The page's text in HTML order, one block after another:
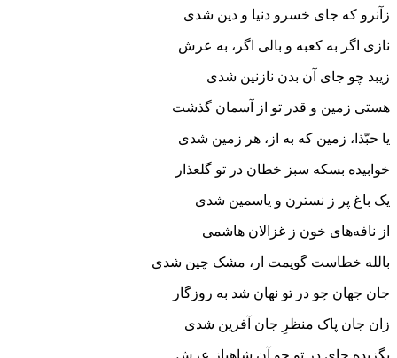
زآنرو که جای خسرو دنیا و دین شدی
نازی اگر به کعبه و بالی اگر، به عرش
زیبد چو جای آن بدن نازنین شدی
هستی زمین و قدر تو از آسمان گذشت
یا حبّذا، زمین که به از، هر زمین شدی
خوابیده بسکه سبز خطان در تو گلعذار
یک باغ پر ز نسترن و یاسمین شدی
از نافه‌های خون ز غزالان هاشمی
بالله خطاست گویمت ار، مشک چین شدی
جان جهان چو در تو نهان شد به روزگار
زان جان پاک منظرِ جان آفرین شدی